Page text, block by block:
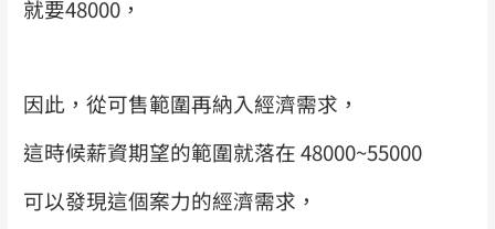
就要48000，
因此，從可售範圍再納入經濟需求，
這時候薪資期望的範圍就落在 48000~55000
可以發現這個案力的經濟需求，